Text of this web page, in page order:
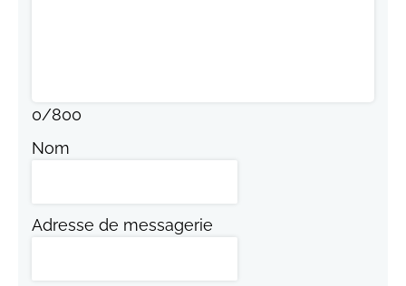
0/800
Nom
Adresse de messagerie